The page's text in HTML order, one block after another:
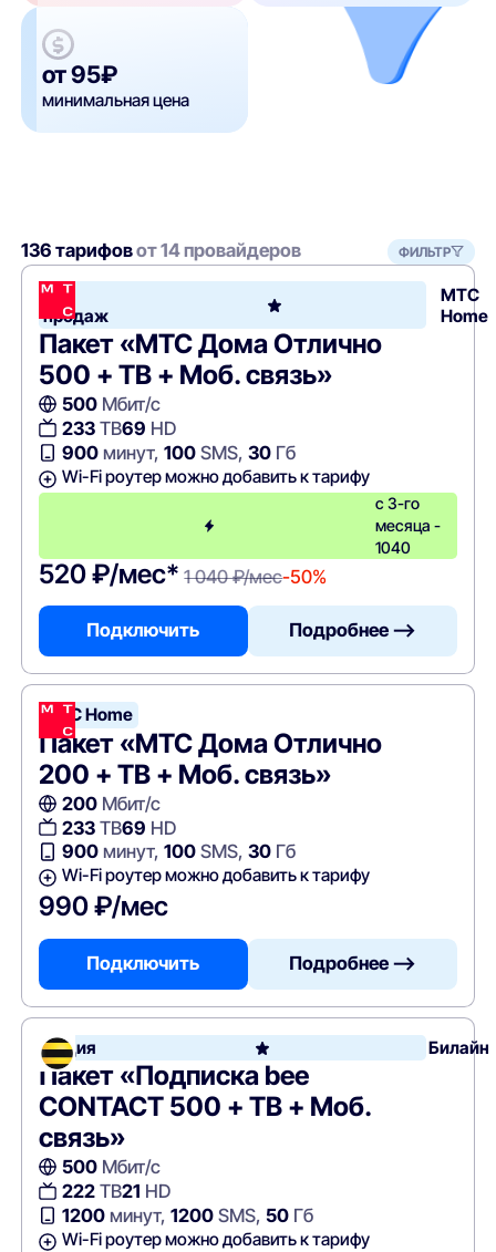
от 95₽
минимальная цена
136 тарифовот 14 провайдеров ФИЛЬТР
Хит
продаж
МТС
Home
Пакет «МТС Дома Отлично
500 + ТВ + Моб. связь»
500Мбит/с
233ТВ69 HD
900минут, 100SMS, 30Гб
Wi-Fi роутер можно добавить к тарифу
с 3-го
месяца -
1040
520 ₽/мес* 1 040 ₽/мес-50%
Подключить Подробнее —>
МТС Home
Пакет «МТС Дома Отлично
200 + ТВ + Моб. связь»
200Мбит/с
233ТВ69 HD
900минут, 100SMS, 30Гб
Wi-Fi роутер можно добавить к тарифу
990 ₽/мес
Подключить Подробнее —>
Акция Билайн
Пакет «Подписка bee
CONTACT 500 + ТВ + Моб.
связь»
500Мбит/с
222ТВ21 HD
1200минут, 1200SMS, 50Гб
Wi-Fi роутер можно добавить к тарифу